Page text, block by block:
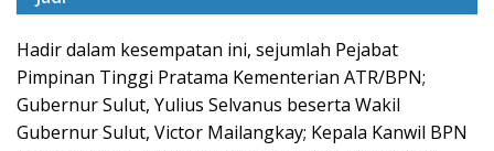
Hadir dalam kesempatan ini, sejumlah Pejabat
Pimpinan Tinggi Pratama Kementerian ATR/BPN;
Gubernur Sulut, Yulius Selvanus beserta Wakil
Gubernur Sulut, Victor Mailangkay; Kepala Kanwil BPN